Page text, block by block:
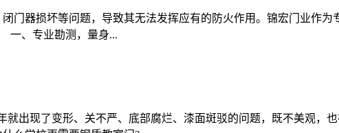
门器损坏等问题，导致其无法发挥应有的防火作用。锦宏门业作为
、专业勘测，量身...
出现了变形、关不严、底部腐烂、漆面斑驳的问题，既不美观，